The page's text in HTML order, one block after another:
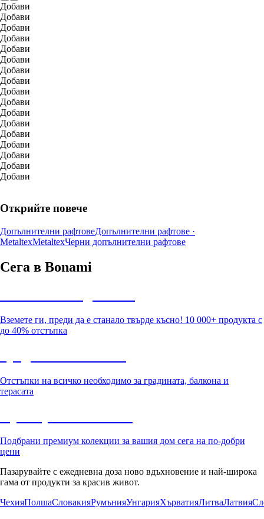
Добави
Добави
Добави
Добави
Добави
Добави
Добави
Добави
Добави
Добави
Добави
Добави
Добави
Добави
Добави
Добави
Добави
Открийте повече
Допълнителни рафтовеДопълнителни рафтове ·
MetaltexMetaltexЧерни допълнителни рафтове
Сега в Bonami
Вземете ги, преди да е станало твърде късно! 10 000+ продукта с
до 40% отстъпка
Отстъпки на всичко необходимо за градината, балкона и
терасата
Подбрани премиум колекции за вашия дом сега на по-добри
цени
Пазарувайте с ежедневна доза ново вдъхновение и най-широка
гама от продукти за красив живот.
ЧехияПолшаСловакияРумънияУнгарияХърватияЛитваЛатвия